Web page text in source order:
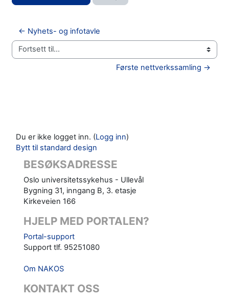
← Nyhets- og infotavle
Fortsett til...
Første nettverkssamling →
Du er ikke logget inn. (Logg inn)
Bytt til standard design
BESØKSADRESSE
Oslo universitetssykehus - Ullevål
Bygning 31, inngang B, 3. etasje
Kirkeveien 166
HJELP MED PORTALEN?
Portal-support
Support tlf. 95251080
Om NAKOS
KONTAKT OSS